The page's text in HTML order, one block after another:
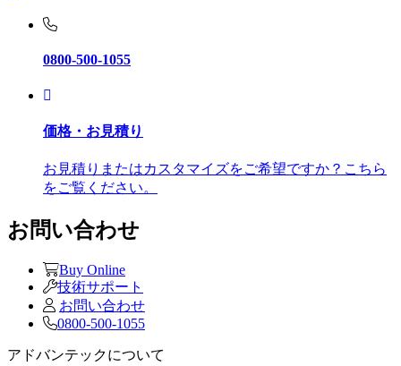
0800-500-1055
価格・お見積り
お見積りまたはカスタマイズをご希望ですか？こちら
をご覧ください。
お問い合わせ
Buy Online
技術サポート
お問い合わせ
0800-500-1055
アドバンテックについて